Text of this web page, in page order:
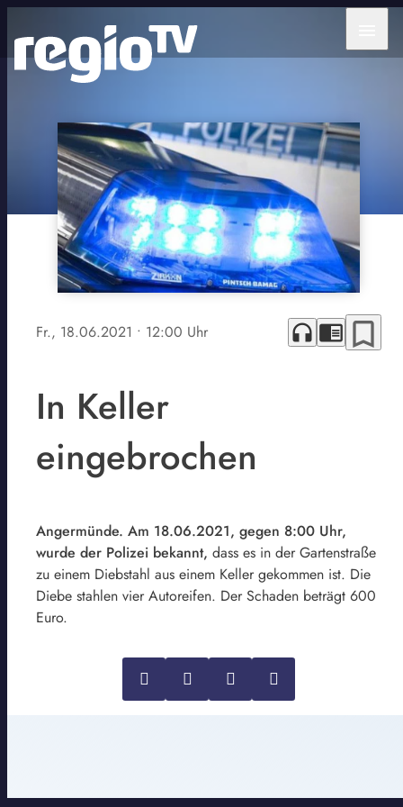
Fr., 18.06.2021 • 12:00 Uhr headphones chrome_reader_mode bookmark_border
In Keller
eingebrochen
Angermünde. Am 18.06.2021, gegen 8:00 Uhr,
wurde der Polizei bekannt, dass es in der Gartenstraße
zu einem Diebstahl aus einem Keller gekommen ist. Die
Diebe stahlen vier Autoreifen. Der Schaden beträgt 600
Euro.